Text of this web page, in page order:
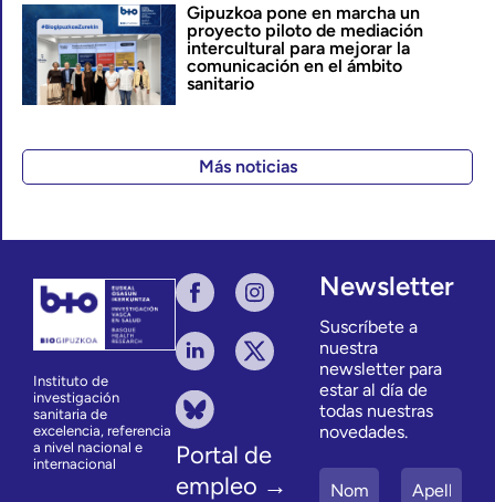
Gipuzkoa pone en marcha un
proyecto piloto de mediación
intercultural para mejorar la
comunicación en el ámbito
sanitario
Más noticias
Instituto de
investigación
sanitaria de
excelencia, referencia
a nivel nacional e
internacional
Portal de
empleo →
Newsletter
Suscríbete a
nuestra
newsletter para
estar al día de
todas nuestras
novedades.